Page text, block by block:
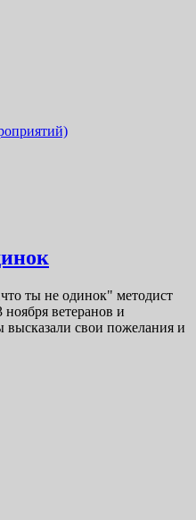
ты не одинок" методист
ноября ветеранов и
свои пожелания и